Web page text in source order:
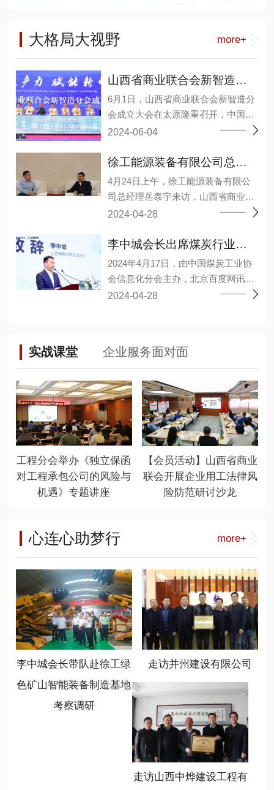
大格局大视野 more+
山西省商业联合会新智造分会成立大会在太原召开
6月1日，山西省商业联合会新智造分
会成立大会在太原隆重召开，中国煤
炭工业协会原副会长王广德、省工商
关院校、研究机构、能源装备上下游
企业和会员单位约1000余人参加了大
会。 会议选举温作洧为会长，许其军
杰、邓德献、巩鸿宾、任杰、许爱
军、孙亚波、孙江龙、李小勤、林敬
淳、杨宏丰、杨德意、连永军、肖海
艳、吴永干、吴雪峰、张维、张小
波、陈邦茂、陈建停、武永强、金
林当选为秘书长，程晋秀、魏勇分别
当选为副秘书长。 (省工商联二级巡
能新智造”为主题，聚集行业大咖共商
新时代发展大计。坚持“稳中求进，以
进促稳，先破后立”总要求，适应新质
生产力发展要求，推动行业高质量发
门、高校院所及大型企业的联系合
作，促进优惠政策和产学研用一体化
落地生根，更大限度地为会员发展提
有着20多年历史的商会，在新时代、
新任务、新情况下，始终坚持服务、
联合、创新、共享的办会宗旨，不断
加大组织建设力度，提高服务大局能
力，取得了优异成绩，新智造分会就
是该会打造的一个重点分会，也是形
成行业新质生产力发展的引擎。 (山
西省商业联合会党支部书记冯学亮)
(山西省商业联合会新智造分会会长温
作洧) 新任会长、徐工绿色矿山智能
装备制造基地总经理温作洧表示，要
充分利用好平台，发挥好作用，学习
掌握政策，规范自律发展，链接优质
资源，聚焦基础前沿和行业方向，开
展广泛对接合作，共享发展成果。要
勇于担当，不辱使命，坚持新智造、
2024-06-04
徐工能源装备有限公司总经理岳泰宇一行莅临山西省商业联合会
4月24日上午，徐工能源装备有限公
司总经理岳泰宇来访，山西省商业联
合会会长李中城接见并举行会谈，会
合作的意见建议。 李中城指出，企业
通过推动大数据、人工智能等新兴技
术与产业深度融合、数字经济和实体
基，在涉及业务合作和重大问题上相
谊。 岳泰宇表示徐工集团近年来始终
坚持自主创新，建设先进完整、自主
可控的产业链、创新链、供应链体
系，积极执行总书记“科技创新是发展
新质生产力的核心要素”这一重要论
断，为徐工集团高质量发展提供坚实
基础。 未来双方将加强组织领导，以
更高标准、更严要求做好各环节工
工能源装备大客户部部长刘祥刚、华
北大区总监常顺顺、徐工绿色矿山智
书记陈岳任、基地销售管理部部长程
晋秀参加了座谈。
2024-04-28
李中城会长出席煤炭行业大模型应用研讨会
2024年4月17日，由中国煤炭工业协
会信息化分会主办，北京百度网讯科
技有限公司承办的煤炭行业大模型应
城出席会议并发表重要讲话。 百度智
能云、华廷集团华廷数智公司、上海
山源、山西高河能源、重庆梅安森、
精英数智、国家超级计算太原中心的
专家进行了经验分享，其中华廷集团
华廷数智公司段武举副总围绕“视觉大
模型在煤矿行业的落地应用实践”同大
家沟通交流。 山西省有关部门相关负
责人、各煤炭企事业单位负责数字
化、智能化相关同志、各类煤炭信息
家学者，产业生态合作伙伴以及相关
2024-04-28
实战课堂 企业服务面对面
工程分会举办《独立保函
对工程承包公司的风险与
机遇》专题讲座
【会员活动】山西省商业
联会开展企业用工法律风
险防范研讨沙龙
心连心助梦行 more+
李中城会长带队赴徐工绿
色矿山智能装备制造基地
考察调研
走访并州建设有限公司
走访山西中烨建设工程有